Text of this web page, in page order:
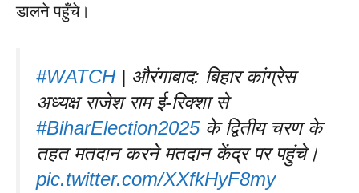
डालने पहुँचे।
#WATCH| औरंगाबाद: बिहार कांग्रेस
अध्यक्ष राजेश राम ई-रिक्शा से
#BiharElection2025के द्वितीय चरण के
तहत मतदान करने मतदान केंद्र पर पहुंचे।
pic.twitter.com/XXfkHyF8my